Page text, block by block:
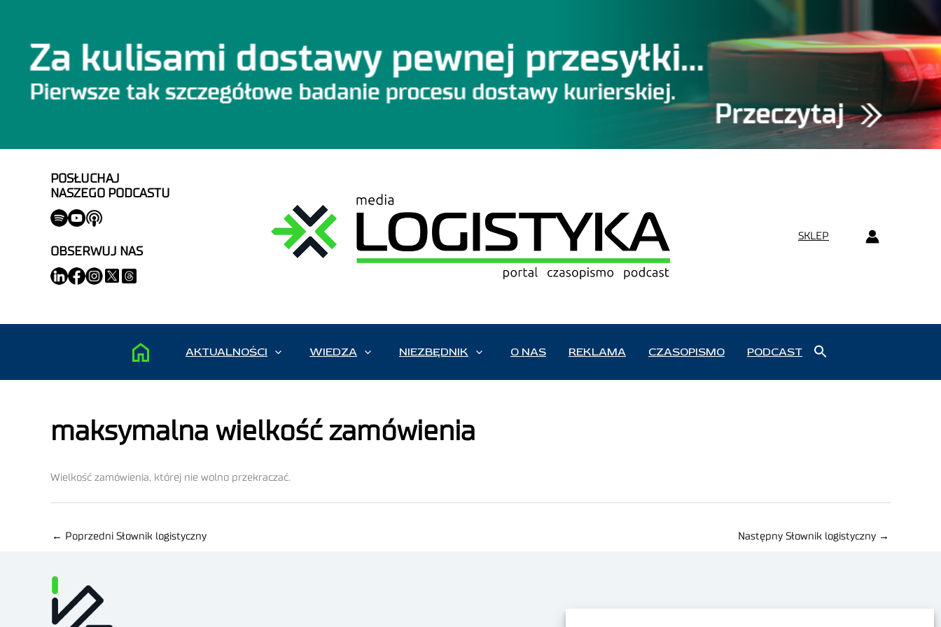
POSŁUCHAJ
NASZEGO PODCASTU
OBSERWUJ NAS
SKLEP
AKTUALNOŚCI WIEDZA NIEZBĘDNIK O NAS REKLAMA CZASOPISMO PODCAST
maksymalna wielkość zamówienia
Wielkość zamówienia, której nie wolno przekraczać.
← Poprzedni Słownik logistyczny Następny Słownik logistyczny →